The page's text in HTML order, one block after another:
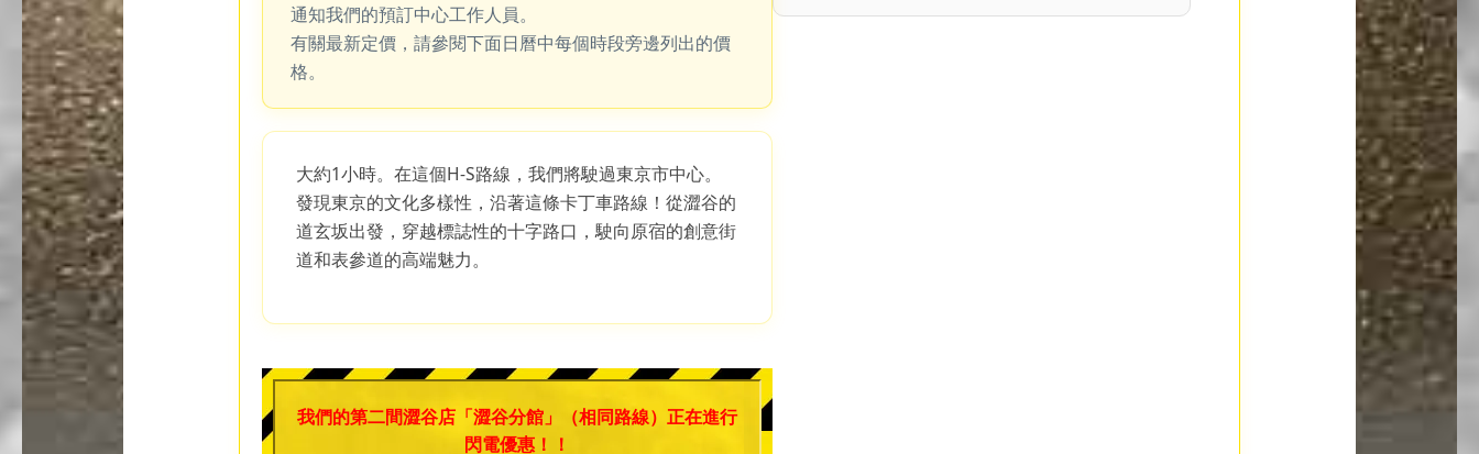
通知我們的預訂中心工作人員。
有關最新定價，請參閱下面日曆中每個時段旁邊列出的價
格。
大約1小時。在這個H-S路線，我們將駛過東京市中心。
發現東京的文化多樣性，沿著這條卡丁車路線！從澀谷的
道玄坂出發，穿越標誌性的十字路口，駛向原宿的創意街
道和表參道的高端魅力。
我們的第二間澀谷店「澀谷分館」（相同路線）正在進行
閃電優惠！！